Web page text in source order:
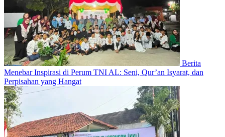
Berita
Menebar Inspirasi di Perum TNI AL: Seni, Qur’an Isyarat, dan
Perpisahan yang Hangat